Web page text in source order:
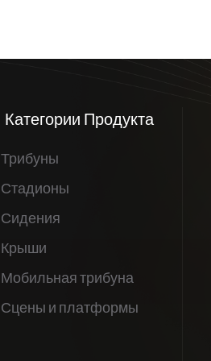
Категории Продукта
Трибуны
Стадионы
Сидения
Крыши
Мобильная трибуна
Сцены и платформы